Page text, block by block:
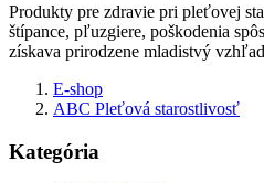
Produkty pre zdravie pri pleťovej
štípance, pľuzgiere, poškodenia
získava prirodzene mladistvý
E-shop
ABC Pleťová starostlivosť
Kategória